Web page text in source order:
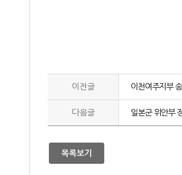
이전글 이천여주지부
다음글 일본군 위안부
목록보기